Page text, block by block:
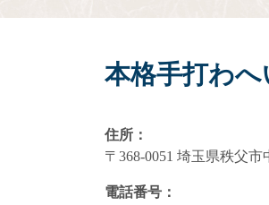
本格手打わ
住所：
〒368-0051 埼玉県秩父市
電話番号：